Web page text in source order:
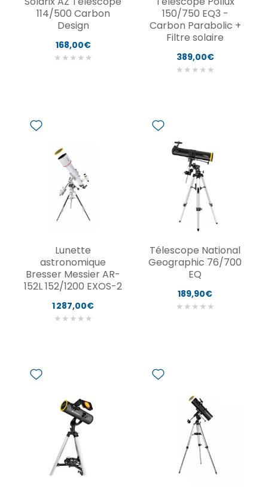
114/500 Carbon
Design
168,00€
★ ★ ★ ★ ★
150/750 EQ3 -
Carbon Parabolic +
Filtre solaire
389,00€
★ ★ ★ ★ ★
Lunette
astronomique
Bresser Messier AR-
152L 152/1200 EXOS-2
1 287,00€
★ ★ ★ ★ ★
Télescope National
Geographic 76/700
EQ
189,90€
★ ★ ★ ★ ★